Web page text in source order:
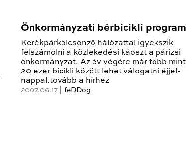
Önkormányzati bérbicikli program
Kerékpárkölcsönző hálózattal igyekszik
felszámolni a közlekedési káoszt a párizsi
önkormányzat. Az év végére már több mint
20 ezer bicikli között lehet válogatni éjjel-
nappal.tovább a hírhez
2007.06.17 | feDDog